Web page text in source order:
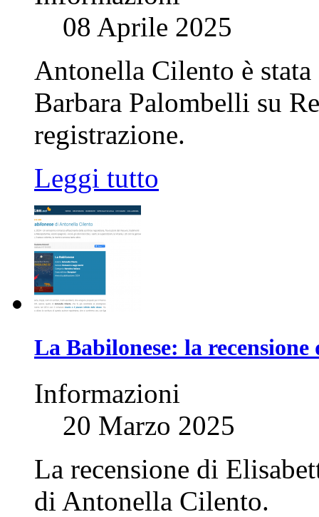
08 Aprile 2025
Antonella Cilento è
Barbara Palombelli su
registrazione.
Leggi tutto
La Babilonese: la
Informazioni
20 Marzo 2025
La recensione di
di Antonella Cilento.